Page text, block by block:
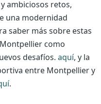
ambiciosos retos,
una modernidad
saber más sobre estas
como
desafíos. aquí, y la
entre Montpellier y
.